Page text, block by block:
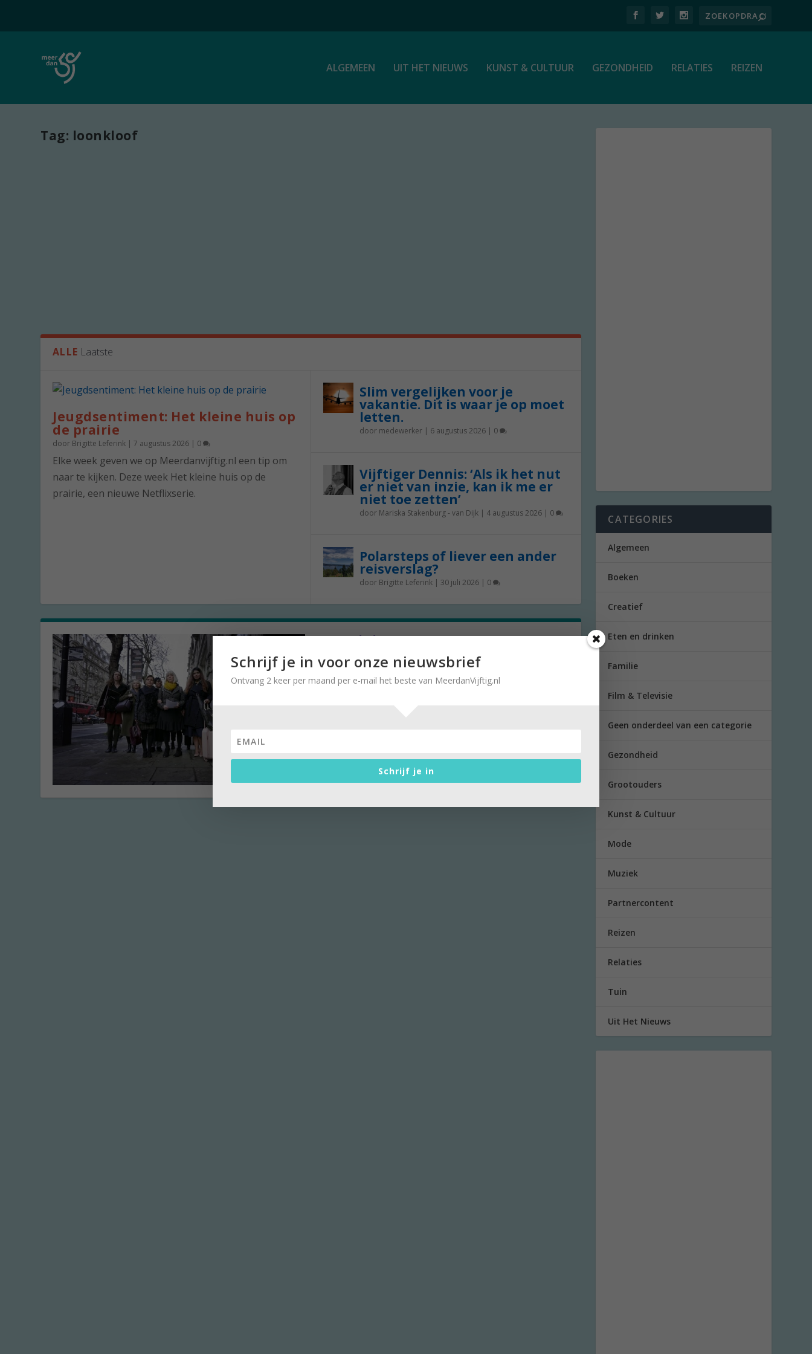
ALGEMEEN UIT HET NIEUWS KUNST & CULTUUR GEZONDHEID RELATIES REIZEN
Tag: loonkloof
ALLE Laatste
Jeugdsentiment: Het kleine huis op
de prairie
door Brigitte Leferink |7 augustus 2026 | 0
Elke week geven we op Meerdanvijftig.nl een tip om
naar te kijken. Deze week Het kleine huis op de
prairie, een nieuwe Netflixserie.
Slim vergelijken voor je
vakantie. Dit is waar je op moet
letten.
door medewerker| 6 augustus 2026| 0
Vijftiger Dennis: ‘Als ik het nut
er niet van inzie, kan ik me er
niet toe zetten’
door Mariska Stakenburg - van Dijk| 4 augustus 2026| 0
Polarsteps of liever een ander
reisverslag?
door Brigitte Leferink| 30 juli 2026| 0
It’s Raining Women: een
áctiefilm….over gelijk loon!
Elke week geven we op Meerdanvijftig.nl een tip om
CATEGORIES
Algemeen
Boeken
Creatief
Eten en drinken
Familie
Film & Televisie
Geen onderdeel van een categorie
Gezondheid
Grootouders
Kunst & Cultuur
Mode
Muziek
Partnercontent
Reizen
Relaties
Tuin
Uit Het Nieuws
Schrijf je in voor onze nieuwsbrief
Ontvang 2 keer per maand per e-mail het beste van MeerdanVijftig.nl
Schrijf je in